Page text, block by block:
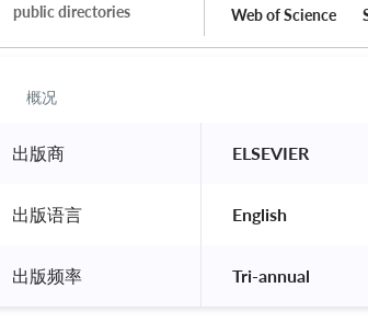
public directories
Web of Science
概况
出版商 ELSEVIER
出版语言 English
出版频率 Tri-annual